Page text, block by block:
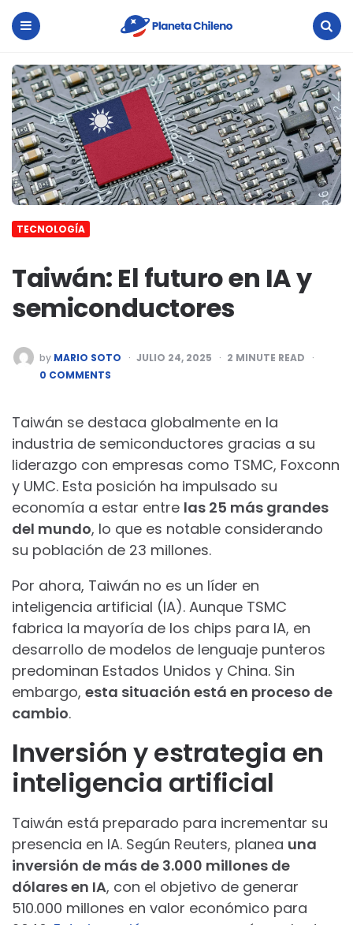
Planeta
Chileno
TECNOLOGÍA
Taiwán: El futuro en IA y
semiconductores
POSTED
BY
by MARIO SOTO JULIO 24, 2025 2 MINUTE READ
0 COMMENTS
Taiwán se destaca globalmente en la
industria de semiconductores gracias a su
liderazgo con empresas como TSMC, Foxconn
y UMC. Esta posición ha impulsado su
economía a estar entre las 25 más grandes
del mundo, lo que es notable considerando
su población de 23 millones.
Por ahora, Taiwán no es un líder en
inteligencia artificial (IA). Aunque TSMC
fabrica la mayoría de los chips para IA, en
desarrollo de modelos de lenguaje punteros
predominan Estados Unidos y China. Sin
embargo, esta situación está en proceso de
cambio.
Inversión y estrategia en
inteligencia artificial
Taiwán está preparado para incrementar su
presencia en IA. Según Reuters, planea una
inversión de más de 3.000 millones de
dólares en IA, con el objetivo de generar
510.000 millones en valor económico para